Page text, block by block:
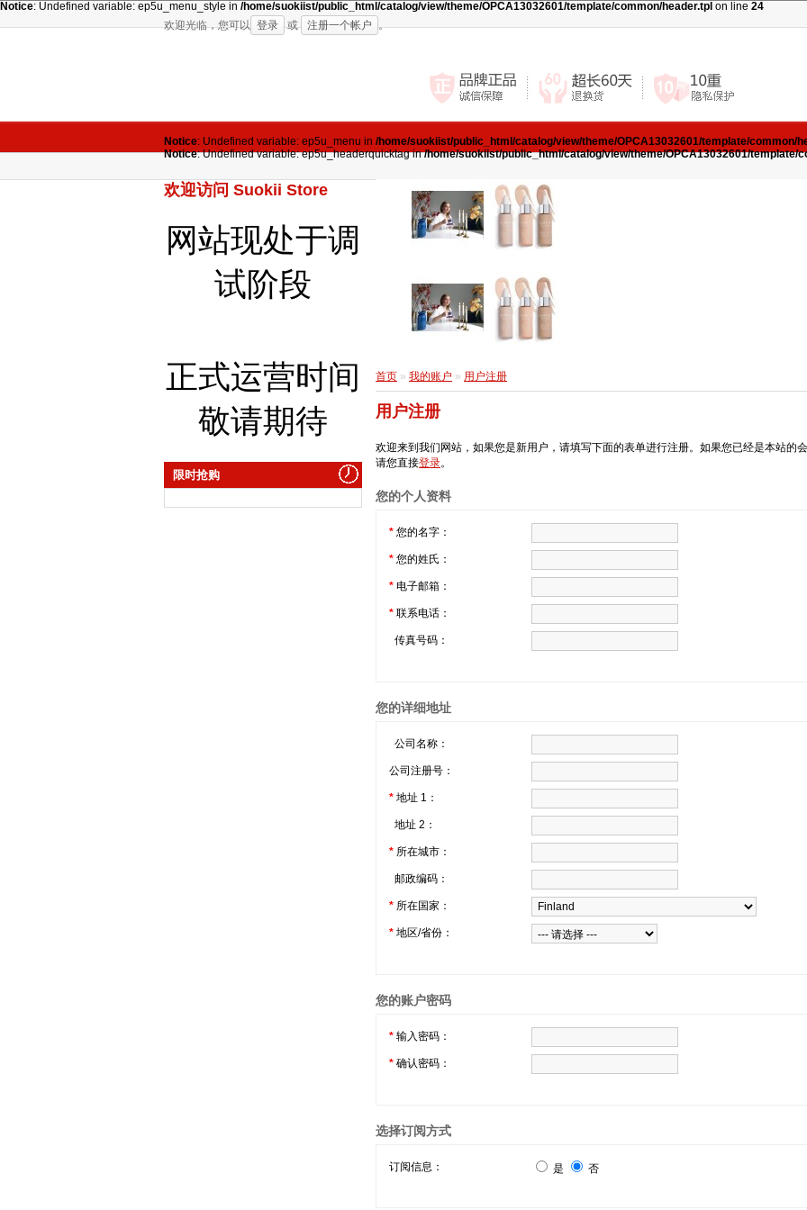
Notice: Undefined variable: ep5u_menu_style in /home/suokiist/public_html/catalog/view/theme/OPCA13032601/template/common/header.tpl on line 24
欢迎光临，您可以 登录 或 注册一个帐户 。
Notice: Undefined variable: ep5u_menu in /home/suokiist/public_html/catalog/view/theme/OPCA13032601/template/common/
Notice: Undefined variable: ep5u_headerquicktag in/home/suokiist/public_html/catalog/view/theme/OPCA13032601/template/
欢迎访问 Suokii Store
网站现处于调
试阶段
正式运营时间
敬请期待
限时抢购
首页 » 我的账户 » 用户注册
用户注册
欢迎来到我们网站，如果您是新用户，请填写下面的表单进行注册。如果您已经是本站的会
请您直接登录。
您的个人资料
* 您的名字：
* 您的姓氏：
* 电子邮箱：
* 联系电话：
传真号码：
您的详细地址
公司名称：
公司注册号：
* 地址 1：
地址 2：
* 所在城市：
邮政编码：
* 所在国家：
* 地区/省份：
您的账户密码
* 输入密码：
* 确认密码：
选择订阅方式
订阅信息： 是 否